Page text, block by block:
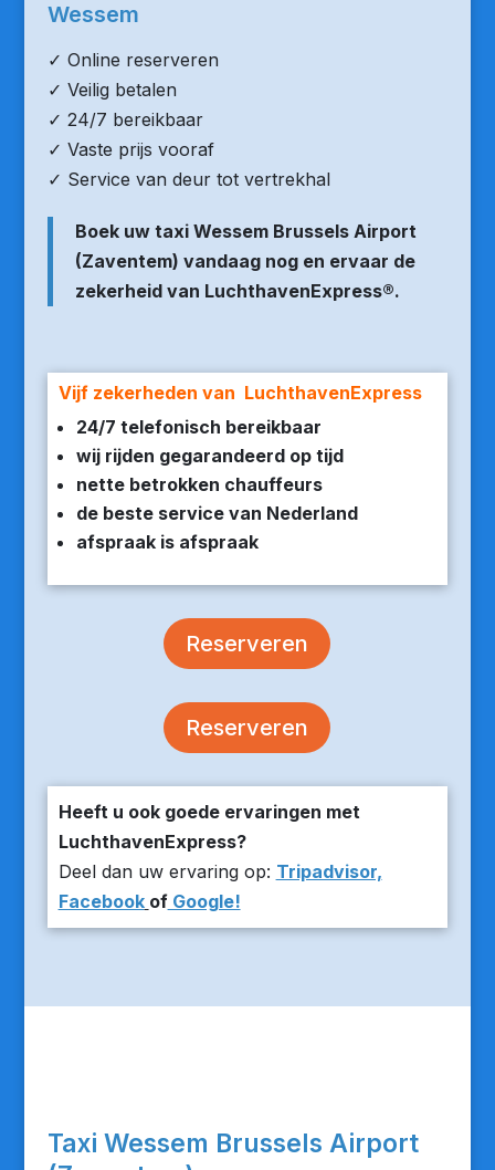
Wessem
✓ Online reserveren
✓ Veilig betalen
✓ 24/7 bereikbaar
✓ Vaste prijs vooraf
✓ Service van deur tot vertrekhal
Boek uw taxi Wessem Brussels Airport
(Zaventem) vandaag nog en ervaar de
zekerheid van LuchthavenExpress®.
Vijf zekerheden van LuchthavenExpress
24/7 telefonisch bereikbaar
wij rijden gegarandeerd op tijd
nette betrokken chauffeurs
de beste service van Nederland
afspraak is afspraak
Reserveren
Reserveren
Heeft u ook goede ervaringen met
LuchthavenExpress?
Deel dan uw ervaring op: Tripadvisor,
Facebook ofGoogle!
Taxi Wessem Brussels Airport